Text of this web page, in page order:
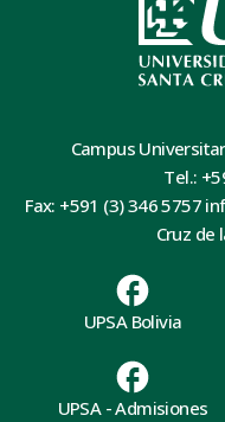
Campus
Tel.:
Fax: +591 (3) 346 5757
Cruz de
UPSA Bolivia
UPSA - Admisiones